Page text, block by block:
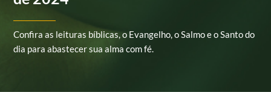
Confira as leituras bíblicas, o Evangelho, o Salmo e o Santo do
dia para abastecer sua alma com fé.